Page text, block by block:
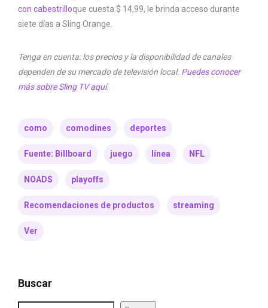
con cabestrilloque cuesta $ 14,99, le brinda acceso durante
siete días a Sling Orange.
Tenga en cuenta: los precios y la disponibilidad de canales
dependen de su mercado de televisión local. Puedes conocer
más sobre Sling TV aquí.
como comodines deportes
Fuente: Billboard juego línea NFL
NOADS playoffs
Recomendaciones de productos streaming
Ver
Buscar